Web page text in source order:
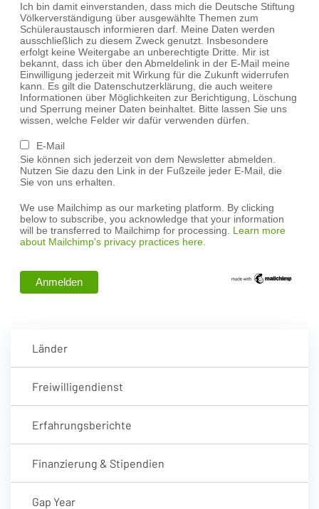
Ich bin damit einverstanden, dass mich die Deutsche Stiftung
Völkerverständigung über ausgewählte Themen zum
Schüleraustausch informieren darf. Meine Daten werden
ausschließlich zu diesem Zweck genutzt. Insbesondere
erfolgt keine Weitergabe an unberechtigte Dritte. Mir ist
bekannt, dass ich über den Abmeldelink in der E-Mail meine
Einwilligung jederzeit mit Wirkung für die Zukunft widerrufen
kann. Es gilt die Datenschutzerklärung, die auch weitere
Informationen über Möglichkeiten zur Berichtigung, Löschung
und Sperrung meiner Daten beinhaltet. Bitte lassen Sie uns
wissen, welche Felder wir dafür verwenden dürfen.
E-Mail
Sie können sich jederzeit von dem Newsletter abmelden.
Nutzen Sie dazu den Link in der Fußzeile jeder E-Mail, die
Sie von uns erhalten.
We use Mailchimp as our marketing platform. By clicking
below to subscribe, you acknowledge that your information
will be transferred to Mailchimp for processing. Learn more
about Mailchimp's privacy practices here.
Länder
Freiwilligendienst
Erfahrungsberichte
Finanzierung & Stipendien
Gap Year